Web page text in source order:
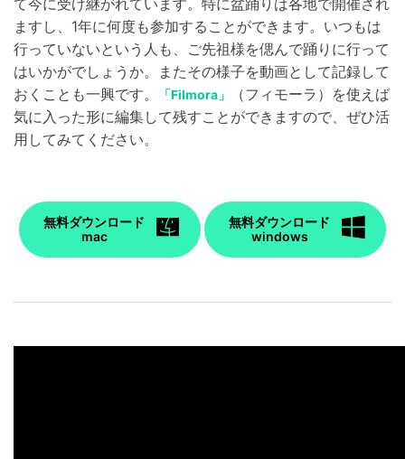
て今に受け継がれています。特に盆踊りは各地で開催され
ますし、1年に何度も参加することができます。いつもは
行っていないという人も、ご先祖様を偲んで踊りに行って
はいかがでしょうか。またその様子を動画として記録して
おくことも一興です。
「Filmora」
（フィモーラ）を使えば
気に入った形に編集して残すことができますので、ぜひ活
用してみてください。
無料ダウンロード
mac
無料ダウンロード
windows